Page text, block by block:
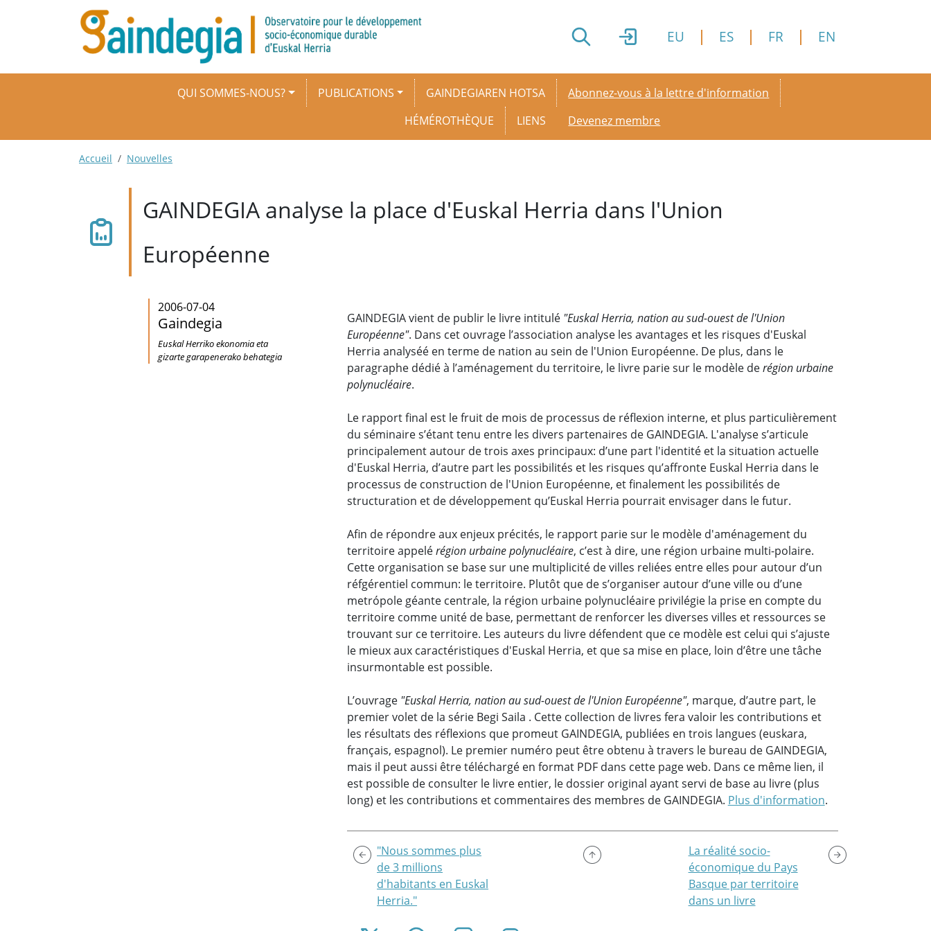
Aller au contenu principal
EU ES FR EN
Navigation principaleQUI SOMMES-NOUS? PUBLICATIONS
GAINDEGIAREN HOTSA
HÉMÉROTHÈQUE
LIENS
Secondary menu
Abonnez-vous à la lettre d'information
Devenez membre
Fil d'Ariane
Accueil Nouvelles
GAINDEGIA analyse la place d'Euskal Herria dans l'Union
Européenne
2006-07-04
Gaindegia
Euskal Herriko ekonomia eta
gizarte garapenerako behategia
GAINDEGIA vient de publir le livre intitulé "Euskal Herria, nation au sud-ouest de l'Union
Européenne". Dans cet ouvrage l’association analyse les avantages et les risques d'Euskal
Herria analyséé en terme de nation au sein de l'Union Européenne. De plus, dans le
paragraphe dédié à l’aménagement du territoire, le livre parie sur le modèle derégion urbaine
polynucléaire.
Le rapport final est le fruit de mois de processus de réflexion interne, et plus particulièrement
du séminaire s’étant tenu entre les divers partenaires de GAINDEGIA. L'analyse s’articule
principalement autour de trois axes principaux: d’une part l'identité et la situation actuelle
d'Euskal Herria, d’autre part les possibilités et les risques qu’affronte Euskal Herria dans le
processus de construction de l'Union Européenne, et finalement les possibilités de
structuration et de développement qu’Euskal Herria pourrait envisager dans le futur.
Afin de répondre aux enjeux précités, le rapport parie sur le modèle d'aménagement du
territoire appelérégion urbaine polynucléaire, c’est à dire, une région urbaine multi-polaire.
Cette organisation se base sur une multiplicité de villes reliées entre elles pour autour d’un
réfgérentiel commun: le territoire. Plutôt que de s’organiser autour d’une ville ou d’une
metrópole géante centrale, la région urbaine polynucléaire privilégie la prise en compte du
territoire comme unité de base, permettant de renforcer les diverses villes et ressources se
trouvant sur ce territoire. Les auteurs du livre défendent que ce modèle est celui qui s’ajuste
le mieux aux caractéristiques d'Euskal Herria, et que sa mise en place, loin d’être une tâche
insurmontable est possible.
L’ouvrage "Euskal Herria, nation au sud-ouest de l'Union Européenne", marque, d’autre part, le
premier volet de la série Begi Saila . Cette collection de livres fera valoir les contributions et
les résultats des réflexions que promeut GAINDEGIA, publiées en trois langues (euskara,
français, espagnol). Le premier numéro peut être obtenu à travers le bureau de GAINDEGIA,
mais il peut aussi être téléchargé en format PDF dans cette page web. Dans ce même lien, il
est possible de consulter le livre entier, le dossier original ayant servi de base au livre (plus
long) et les contributions et commentaires des membres de GAINDEGIA. Plus d'information.
"Nous sommes plus
de 3 millions
d'habitants en Euskal
Herria."
La réalité socio-
économique du Pays
Basque par territoire
dans un livre